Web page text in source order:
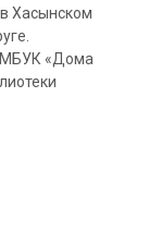
Хасынском
«Дома